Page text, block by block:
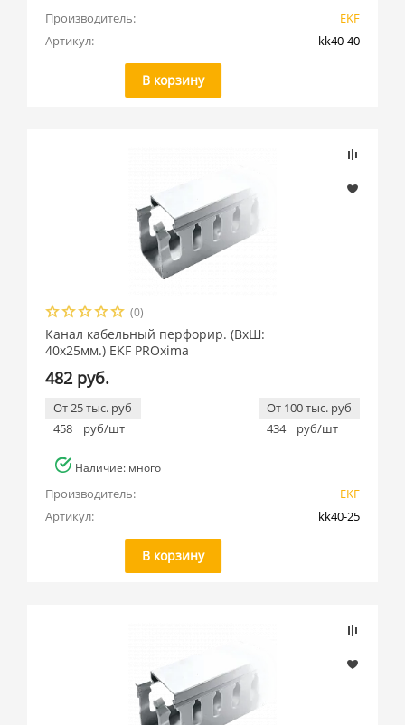
Производитель:
EKF
Артикул:
kk40-40
В корзину
(0)
Канал кабельный перфорир. (ВхШ:
40х25мм.) EKF PROxima
482 руб.
От 25 тыс. руб
458
руб/шт
От 100 тыс. руб
434
руб/шт
Наличие: много
Производитель:
EKF
Артикул:
kk40-25
В корзину